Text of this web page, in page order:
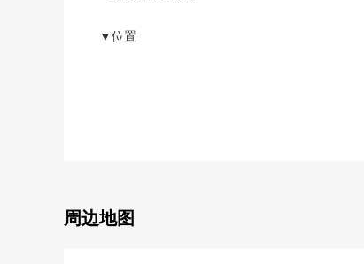
▼位置
・车的进出也前面道路约8m顺利
周边地图